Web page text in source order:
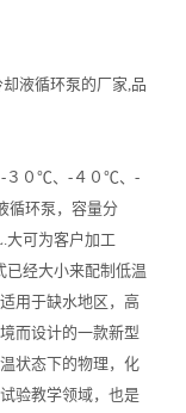
液循环泵的厂家,品
３０℃、-４０℃、-
循环泵，容量分
大可为客户加工
已经大小来配制低温
用于缺水地区，高
而设计的一款新型
状态下的物理，化
验教学领域，也是